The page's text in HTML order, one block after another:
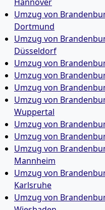
Umzug von
Dortmund
Umzug von
Düsseldorf
Umzug von
Umzug von
Umzug von
Umzug von
Wuppertal
Umzug von
Umzug von
Umzug von
Mannheim
Umzug von
Karlsruhe
Umzug von